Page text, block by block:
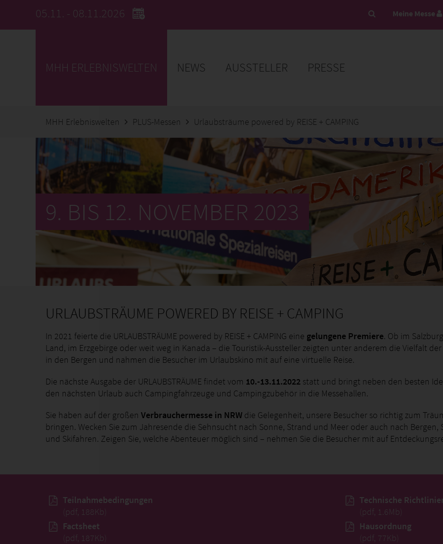
05.11. - 08.11.2026 Meine Messe
MHH ERLEBNISWELTEN NEWS AUSSTELLER PRESSE
MHH Erlebniswelten PLUS-Messen Urlaubsträume powered by REISE + CAMPING
9. BIS 12. NOVEMBER 2023
URLAUBSTRÄUME POWERED BY REISE + CAMPING
In 2021 feierte die URLAUBSTRÄUME powered by REISE + CAMPING eine gelungene Premiere. Ob im
Land, im Erzgebirge oder weit weg in Kanada – die Touristik-Aussteller zeigten unter anderem die Vielfalt
in den Bergen und nahmen die Besucher im Urlaubskino mit auf eine virtuelle Reise.
Die nächste Ausgabe der URLAUBSTRÄUME findet vom 10.-13.11.2022 statt und bringt neben den besten
den nächsten Urlaub auch Campingfahrzeuge und Campingzubehör in die Messehallen.
Sie haben auf der großen Verbrauchermesse in NRW die Gelegenheit, unsere Besucher so richtig zum
bringen. Wecken Sie zum Jahresende die Sehnsucht nach Sonne, Strand und Meer oder auch nach Bergen,
und Skifahren. Zeigen Sie, welche Abenteuer möglich sind – nehmen Sie die Besucher mit auf
Teilnahmebedingungen
(pdf, 188Kb)
Factsheet
(pdf, 187Kb)
Technische
(pdf, 1.6Mb)
Hausordnung
(pdf, 77Kb)